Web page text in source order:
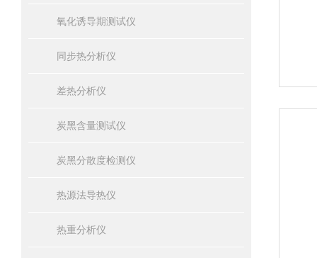
氧化诱导期测试仪
同步热分析仪
差热分析仪
炭黑含量测试仪
炭黑分散度检测仪
热源法导热仪
热重分析仪